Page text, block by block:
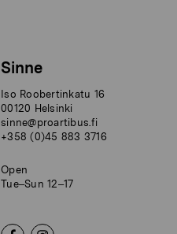
Sinne
Iso Roobertinkatu 16
00120 Helsinki
sinne@proartibus.fi
+358 (0)45 883 3716
Open
Tue–Sun 12–17